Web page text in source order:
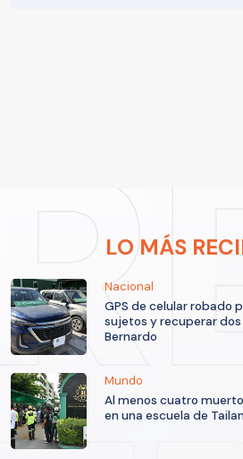
LO MÁS
Nacional
GPS de celular robado
sujetos y recuperar dos
Bernardo
Mundo
Al menos cuatro
en una escuela de